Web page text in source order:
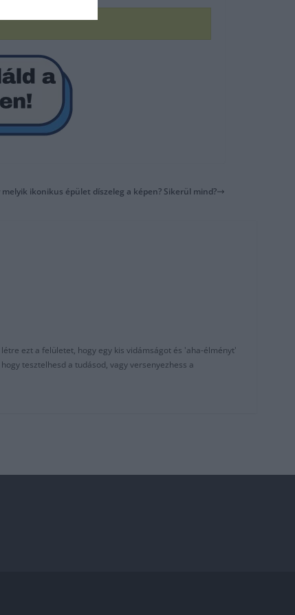
melyik ikonikus épület díszeleg a képen? Sikerül mind?
ezt a felületet, hogy egy kis vidámságot és 'aha-élményt'
tesztelhesd a tudásod, vagy versenyezhess a